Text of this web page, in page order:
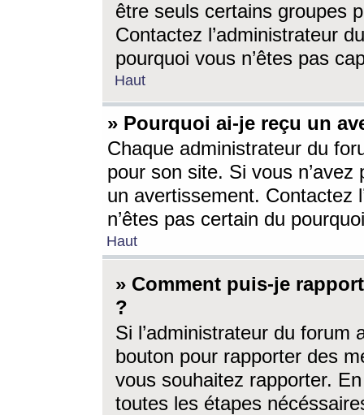
être seuls certains groupes
Contactez l’administrateur
pourquoi vous n’êtes pas
Haut
» Pourquoi ai-je reçu un
Chaque administrateur du
pour son site. Si vous
un avertissement. Contactez
n’êtes pas certain du
Haut
» Comment puis-je
?
Si l’administrateur du forum
bouton pour rapporter des
vous souhaitez rapporter.
toutes les étapes